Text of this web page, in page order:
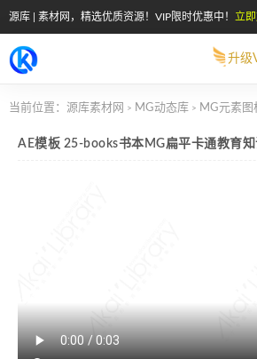
源库 | 素材网，精选优质资源！VIP限时优惠中！ 立
升级
当前位置： 源库素材网 > MG动态库 > MG元素图
AE模板 25-books书本MG扁平卡通教育